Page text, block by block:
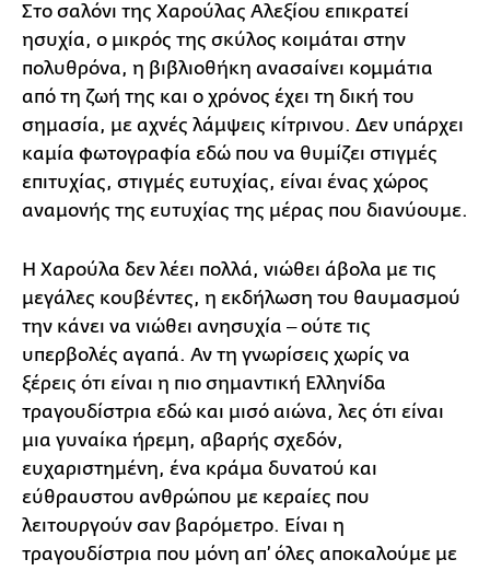
Στο σαλόνι της Χαρούλας Αλεξίου επικρατεί
ησυχία, ο μικρός της σκύλος κοιμάται στην
πολυθρόνα, η βιβλιοθήκη ανασαίνει κομμάτια
από τη ζωή της και ο χρόνος έχει τη δική του
σημασία, με αχνές λάμψεις κίτρινου. Δεν υπάρχει
καμία φωτογραφία εδώ που να θυμίζει στιγμές
επιτυχίας, στιγμές ευτυχίας, είναι ένας χώρος
αναμονής της ευτυχίας της μέρας που διανύουμε.
Η Χαρούλα δεν λέει πολλά, νιώθει άβολα με τις
μεγάλες κουβέντες, η εκδήλωση του θαυμασμού
την κάνει να νιώθει ανησυχία ‒ ούτε τις
υπερβολές αγαπά. Αν τη γνωρίσεις χωρίς να
ξέρεις ότι είναι η πιο σημαντική Ελληνίδα
τραγουδίστρια εδώ και μισό αιώνα, λες ότι είναι
μια γυναίκα ήρεμη, αβαρής σχεδόν,
ευχαριστημένη, ένα κράμα δυνατού και
εύθραυστου ανθρώπου με κεραίες που
λειτουργούν σαν βαρόμετρο. Είναι η
τραγουδίστρια που μόνη απ’ όλες αποκαλούμε με